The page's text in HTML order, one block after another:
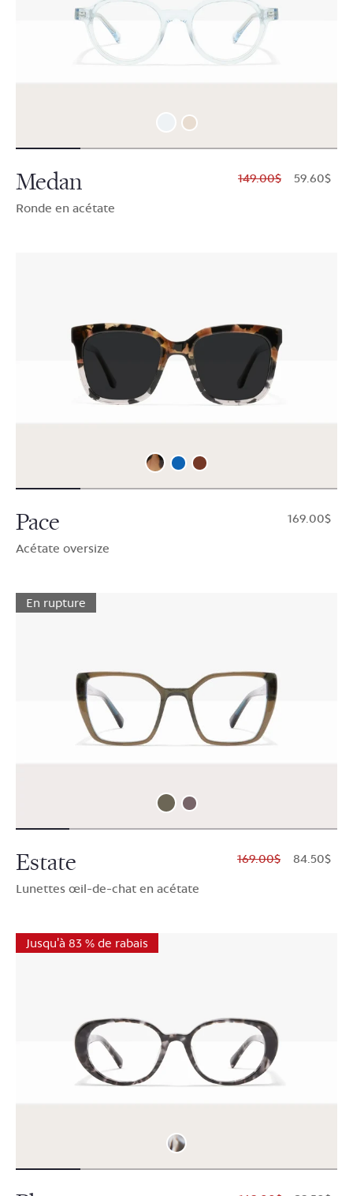
Medan
Ronde en acétate
$149.00 $59.60
Pace
Acétate oversize
$169.00
En rupture
Estate
Lunettes œil-de-chat en acétate
$169.00 $84.50
Jusqu'à 83 % de rabais